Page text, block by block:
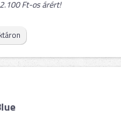
Ft-os árért!